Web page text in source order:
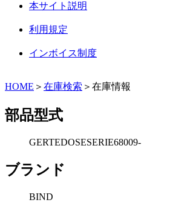
本サイト説明
利用規定
インボイス制度
HOME ＞ 在庫検索 ＞在庫情報
部品型式
GERTEDOSESERIE68009-
ブランド
BIND